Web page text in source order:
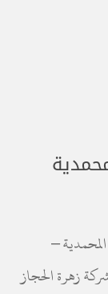
–
زهرة الحجاز